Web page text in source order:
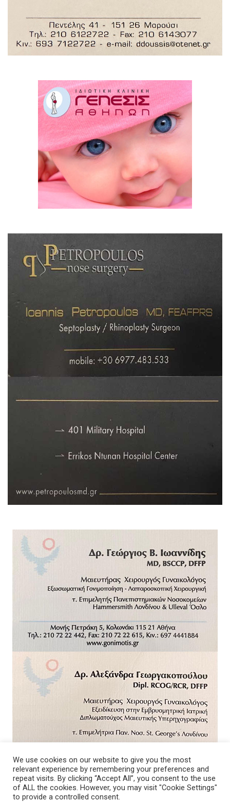
We use cookies on our website to give you the most
relevant experience by remembering your preferences and
repeat visits. By clicking “Accept All”, you consent to the use
of ALL the cookies. However, you may visit "Cookie Settings"
to provide a controlled consent.